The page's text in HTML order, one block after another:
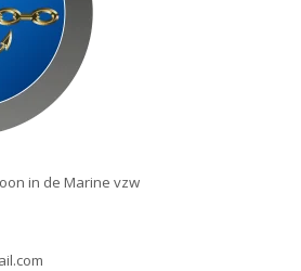
in de Marine vzw